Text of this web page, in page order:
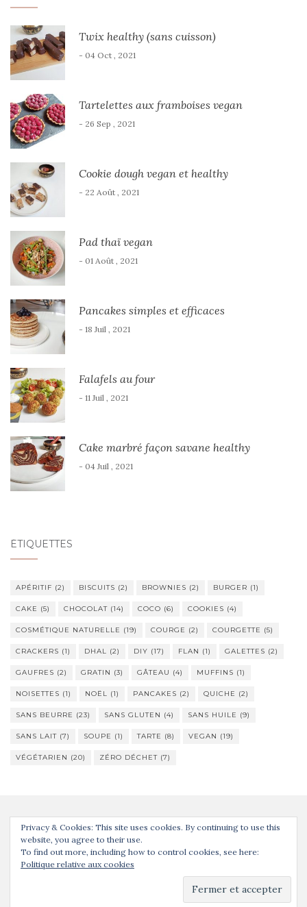
Twix healthy (sans cuisson)
- 04 Oct , 2021
Tartelettes aux framboises vegan
- 26 Sep , 2021
Cookie dough vegan et healthy
- 22 Août , 2021
Pad thaï vegan
- 01 Août , 2021
Pancakes simples et efficaces
- 18 Juil , 2021
Falafels au four
- 11 Juil , 2021
Cake marbré façon savane healthy
- 04 Juil , 2021
ÉTIQUETTES
APÉRITIF (2) BISCUITS (2) BROWNIES (2) BURGER (1)
CAKE (5) CHOCOLAT (14) COCO (6) COOKIES (4)
COSMÉTIQUE NATURELLE (19) COURGE (2) COURGETTE (5)
CRACKERS (1) DHAL (2) DIY (17) FLAN (1) GALETTES (2)
GAUFRES (2) GRATIN (3) GÂTEAU (4) MUFFINS (1)
NOISETTES (1) NOËL (1) PANCAKES (2) QUICHE (2)
SANS BEURRE (23) SANS GLUTEN (4) SANS HUILE (9)
SANS LAIT (7) SOUPE (1) TARTE (8) VEGAN (19)
VÉGÉTARIEN (20) ZÉRO DÉCHET (7)
. Propulsé parWordPress
Privacy & Cookies: This site uses cookies. By continuing to use this
website, you agree to their use.
To find out more, including how to control cookies, see here:
Politique relative aux cookies